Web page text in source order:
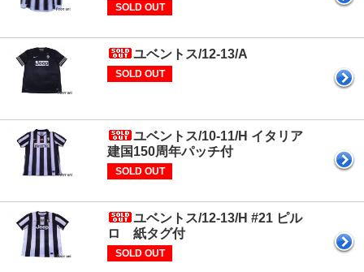
SOLD OUT
ユベントス/12-13/A
SOLD OUT
ユベントス/10-11/H イタリア
建国150周年パッチ付
SOLD OUT
ユベントス/12-13/H #21 ピル
ロ 紙タグ付
SOLD OUT